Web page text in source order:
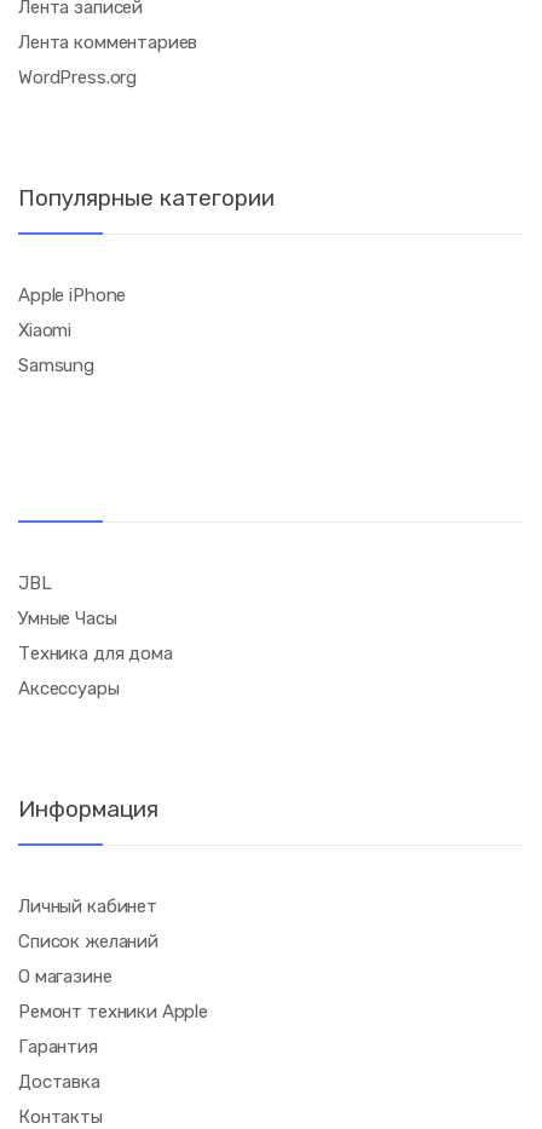
Лента записей
Лента комментариев
WordPress.org
Популярные категории
Apple iPhone
Xiaomi
Samsung
JBL
Умные Часы
Техника для дома
Аксессуары
Информация
Личный кабинет
Список желаний
О магазине
Ремонт техники Apple
Гарантия
Доставка
Контакты